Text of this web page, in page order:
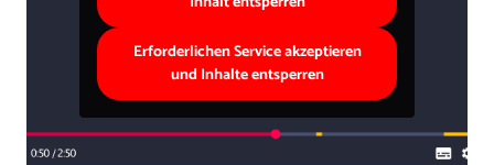
Erforderlichen Service akzeptieren
und Inhalte entsperren